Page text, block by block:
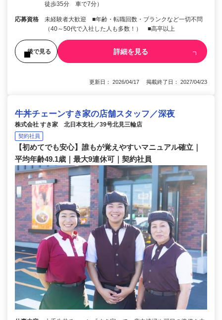
徒歩35分 車で7分）
応募資格
未経験者大歓迎 ■年齢・転職回数・ブランクなど一切不問
（40～50代で入社した人も多数！） ■高卒以上
後で見る 詳細を見る
更新日： 2026/04/17 掲載終了日： 2027/04/23
牛丼チェーンすき家の店舗スタッフ／深夜
株式会社 すき家 北日本支社／39号北見三輪店
契約社員
【初めてでも安心】誰もが覚えやすいマニュアル確立｜
平均年齢49.1歳｜最大9連休可｜契約社員